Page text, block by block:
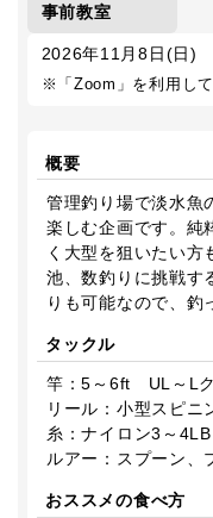
事前教室
2026年11月8日(日)
※「Zoom」を利用し
概要
管理釣り場で淡水魚
楽しむ企画です。純
く大型を狙いたい方
池、数釣りに挑戦す
りも可能なので、釣
タックル
竿：5～6ft UL～Lク
リール：小型スピ
糸：ナイロン3～4LB
ルアー：スプーン、
おススメの食べ方